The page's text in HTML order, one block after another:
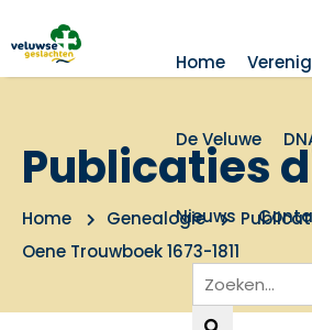
Home
De Veluwe
Nieuws
Publicaties
Home Genealogie
Oene Trouwboek 1673-1811